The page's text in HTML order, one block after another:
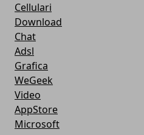
Cellulari
Download
Chat
Adsl
Grafica
WeGeek
Video
AppStore
Microsoft